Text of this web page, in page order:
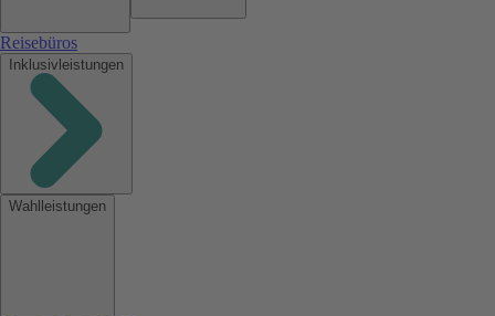
Reisebüros
Inklusivleistungen
Wahlleistungen